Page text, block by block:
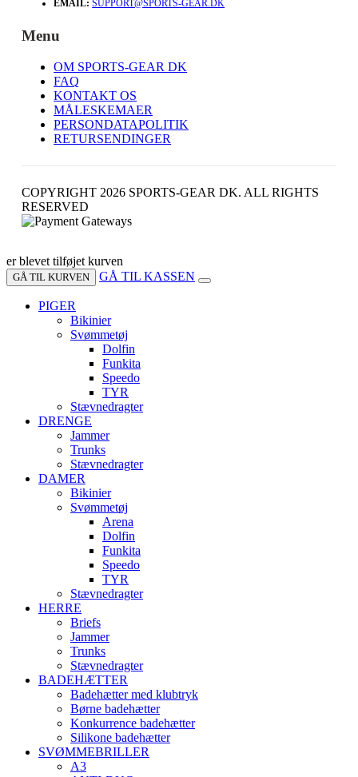
EMAIL: SUPPORT@SPORTS-GEAR.DK
Menu
OM SPORTS-GEAR DK
FAQ
KONTAKT OS
MÅLESKEMAER
PERSONDATAPOLITIK
RETURSENDINGER
COPYRIGHT 2026 SPORTS-GEAR DK. ALL RIGHTS
RESERVED
er blevet tilføjet kurven
GÅ TIL KURVEN GÅ TIL KASSEN
PIGER
Bikinier
Svømmetøj
Dolfin
Funkita
Speedo
TYR
Stævnedragter
DRENGE
Jammer
Trunks
Stævnedragter
DAMER
Bikinier
Svømmetøj
Arena
Dolfin
Funkita
Speedo
TYR
Stævnedragter
HERRE
Briefs
Jammer
Trunks
Stævnedragter
BADEHÆTTER
Badehætter med klubtryk
Børne badehætter
Konkurrence badehætter
Silikone badehætter
SVØMMEBRILLER
A3